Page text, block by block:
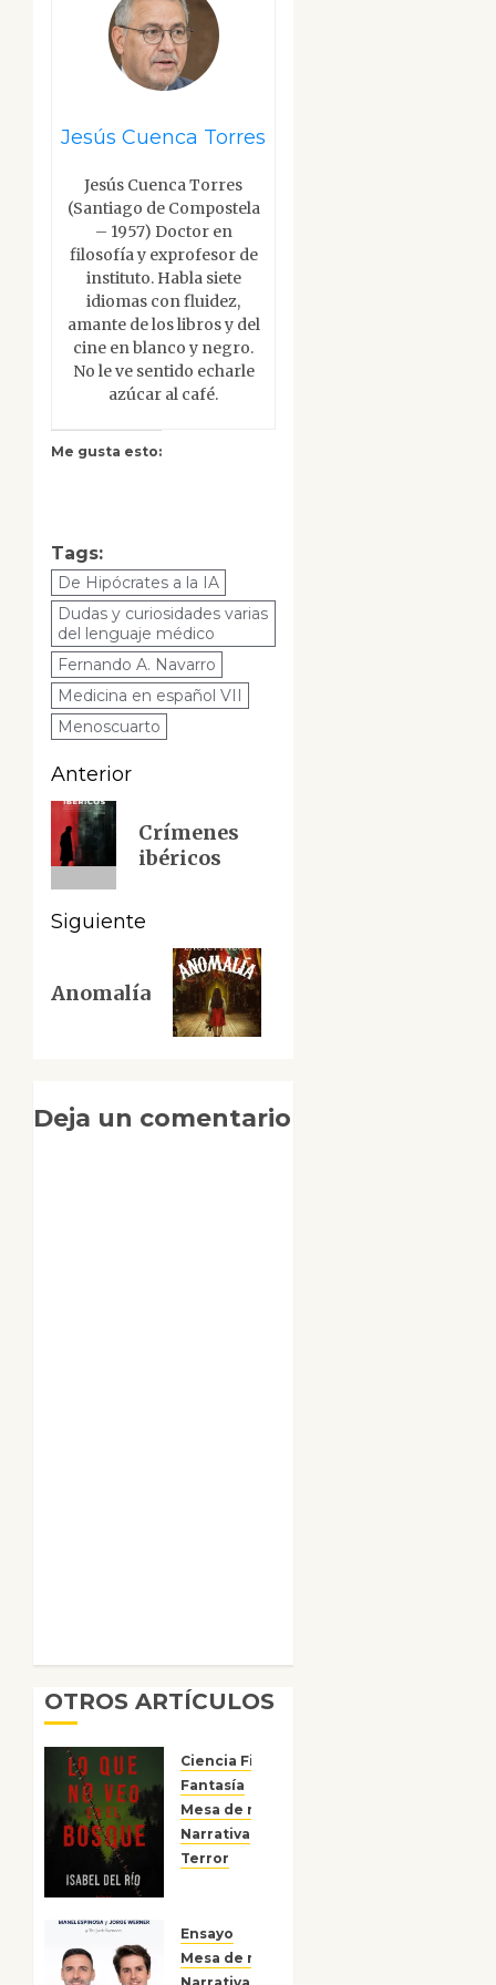
Jesús Cuenca Torres
Jesús Cuenca Torres
(Santiago de Compostela
– 1957) Doctor en
filosofía y exprofesor de
instituto. Habla siete
idiomas con fluidez,
amante de los libros y del
cine en blanco y negro.
No le ve sentido echarle
azúcar al café.
Me gusta esto:
Tags:
De Hipócrates a la IA
Dudas y curiosidades varias
del lenguaje médico
Fernando A. Navarro
Medicina en español VII
Menoscuarto
Navegación
de
entradas
Anterior
Entrada
anterior:
Crímenes
ibéricos
Siguiente
entrada:
Anomalía
Deja un comentario
OTROS ARTÍCULOS
Ciencia Ficción
Fantasía
Mesa de novedades
Narrativa
Terror
en el
bosque
Ensayo
Mesa de novedades